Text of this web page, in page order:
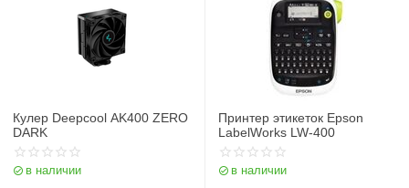
Кулер Deepcool AK400 ZERO
DARK
в наличии
Принтер этикеток Epson
LabelWorks LW-400
в наличии